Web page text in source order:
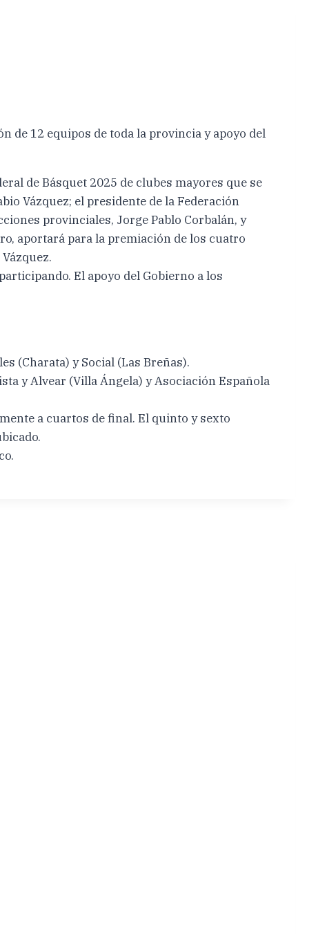
de 12 equipos de toda la provincia y apoyo del
de Básquet 2025 de clubes mayores que se
Vázquez; el presidente de la Federación
provinciales, Jorge Pablo Corbalán, y
aportará para la premiación de los cuatro
El apoyo del Gobierno a los
(Charata) y Social (Las Breñas).
y Alvear (Villa Ángela) y Asociación Española
a cuartos de final. El quinto y sexto